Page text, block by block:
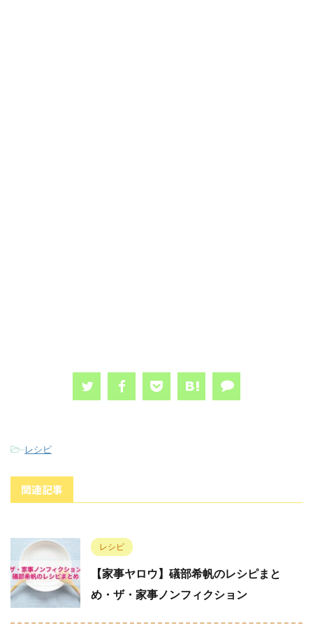
-レシピ
関連記事
レシピ
【家事ヤロウ】礒部希帆のレシピまと
め・ザ・家事ノンフィクション